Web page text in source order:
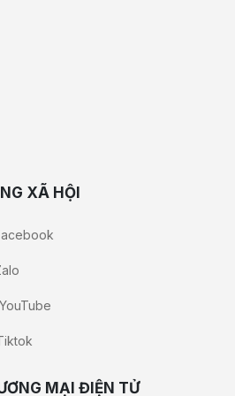
XÃ HỘI
YouTube
MẠI ĐIỆN TỬ